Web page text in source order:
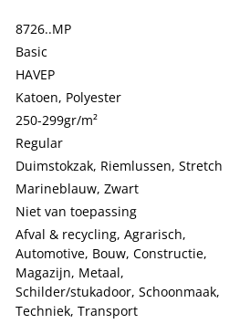
8726..MP
Basic
HAVEP
Katoen, Polyester
250-299gr/m²
Regular
Duimstokzak, Riemlussen, Stretch
Marineblauw, Zwart
Niet van toepassing
Afval & recycling, Agrarisch,
Automotive, Bouw, Constructie,
Magazijn, Metaal,
Schilder/stukadoor, Schoonmaak,
Techniek, Transport